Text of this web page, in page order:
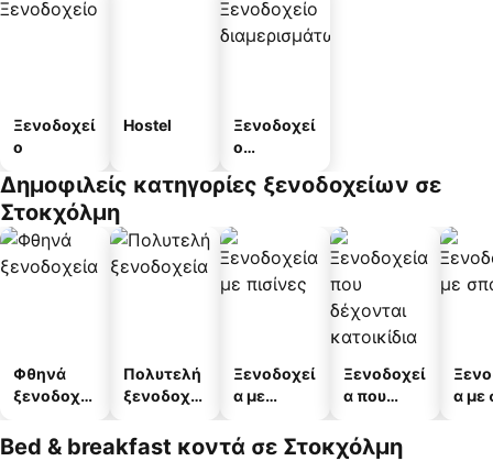
Ξενοδοχεί
ο
Hostel
Ξενοδοχεί
ο
άτων
Δημοφιλείς κατηγορίες ξενοδοχείων σε
Στοκχόλμη
Φθηνά
ξενοδοχεί
Πολυτελή
ξενοδοχεί
Ξενοδοχεί
α με
Ξενοδοχεί
α που
κατοικίδι
α
α με
Bed & breakfast κοντά σε Στοκχόλμη